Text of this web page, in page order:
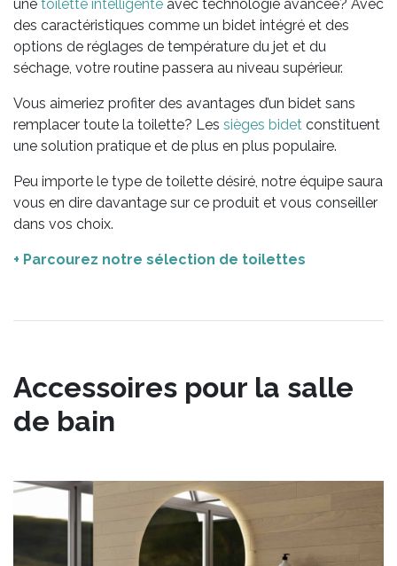
une toilette intelligente avec technologie avancée? Avec
des caractéristiques comme un bidet intégré et des
options de réglages de température du jet et du
séchage, votre routine passera au niveau supérieur.
Vous aimeriez profiter des avantages d’un bidet sans
remplacer toute la toilette? Les sièges bidet constituent
une solution pratique et de plus en plus populaire.
Peu importe le type de toilette désiré, notre équipe saura
vous en dire davantage sur ce produit et vous conseiller
dans vos choix.
+ Parcourez notre sélection de toilettes
Accessoires pour la salle
de bain